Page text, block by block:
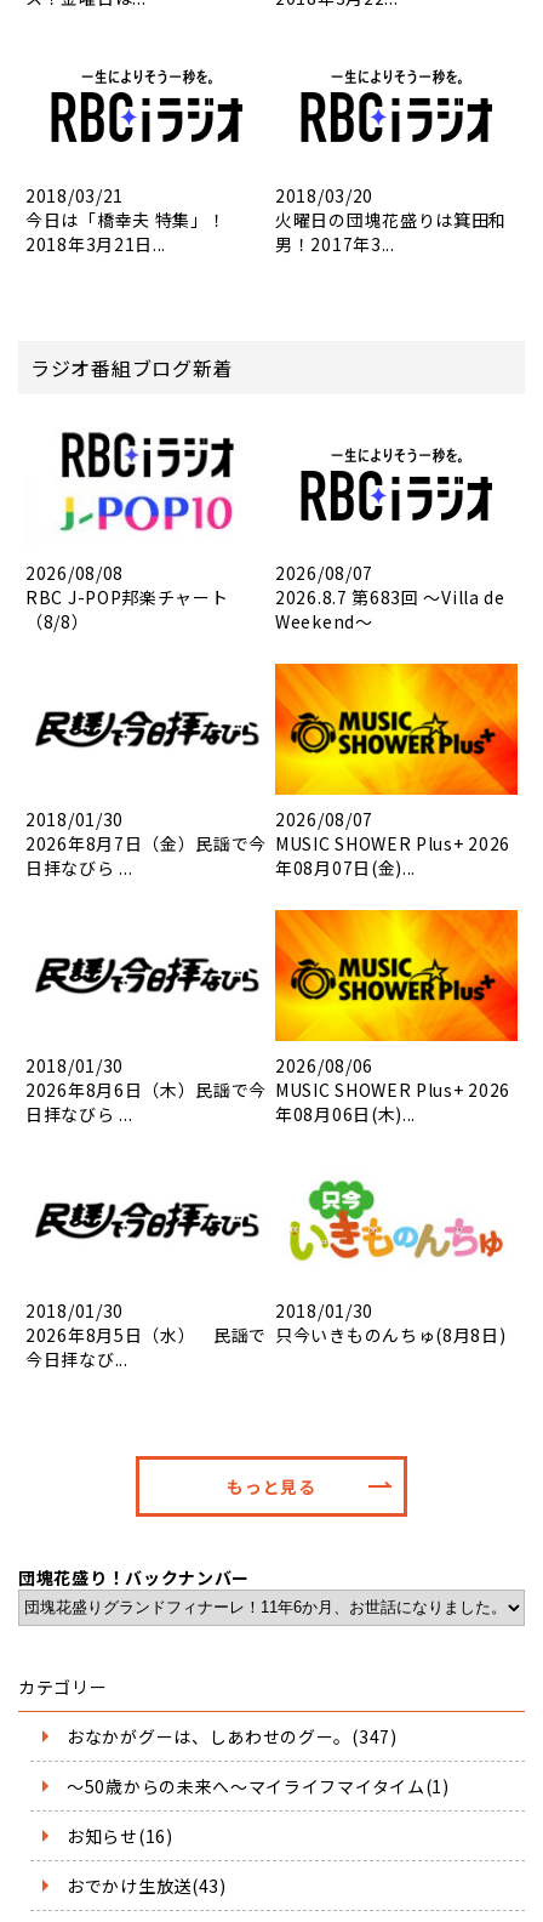
2018/03/21
今日は「橋幸夫 特集」！
2018年3月21日...
2018/03/20
火曜日の団塊花盛りは箕田和
男！2017年3...
ラジオ番組ブログ新着
2026/08/08
RBC J-POP邦楽チャート
（8/8）
2026/08/07
2026.8.7 第683回 ～Villa de
Weekend～
2018/01/30
2026年8月7日（金）民謡で今
日拝なびら ...
2026/08/07
MUSIC SHOWER Plus+ 2026
年08月07日(金)...
2018/01/30
2026年8月6日（木）民謡で今
日拝なびら ...
2026/08/06
MUSIC SHOWER Plus+ 2026
年08月06日(木)...
2018/01/30
2026年8月5日（水） 民謡で
今日拝なび...
2018/01/30
只今いきものんちゅ(8月8日)
もっと見る
団塊花盛り！バックナンバー
カテゴリー
おなかがグーは、しあわせのグー。(347)
～50歳からの未来へ～マイライフマイタイム(1)
お知らせ(16)
おでかけ生放送(43)